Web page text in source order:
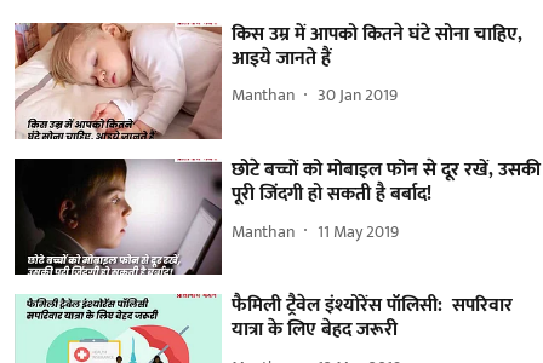
किस उम्र में आपको कितने घंटे सोना चाहिए,
आइये जानते हैं
Manthan 30 Jan 2019
छोटे बच्चों को मोबाइल फोन से दूर रखें, उसकी
पूरी जिंदगी हो सकती है बर्बाद!
Manthan 11 May 2019
फैमिली ट्रैवेल इंश्योरेंस पॉलिसी: सपरिवार
यात्रा के लिए बेहद जरूरी